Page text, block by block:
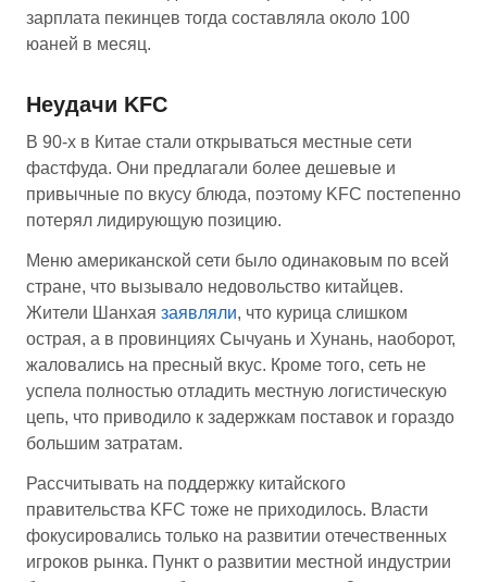
зарплата пекинцев тогда составляла около 100
юаней в месяц.
Неудачи KFC
В 90-х в Китае стали открываться местные сети
фастфуда. Они предлагали более дешевые и
привычные по вкусу блюда, поэтому KFC постепенно
потерял лидирующую позицию.
Меню американской сети было одинаковым по всей
стране, что вызывало недовольство китайцев.
Жители Шанхая заявляли, что курица слишком
острая, а в провинциях Сычуань и Хунань, наоборот,
жаловались на пресный вкус. Кроме того, сеть не
успела полностью отладить местную логистическую
цепь, что приводило к задержкам поставок и гораздо
большим затратам.
Рассчитывать на поддержку китайского
правительства KFC тоже не приходилось. Власти
фокусировались только на развитии отечественных
игроков рынка. Пункт о развитии местной индустрии